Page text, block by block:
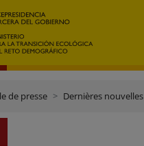
de presse Dernières nouvelles